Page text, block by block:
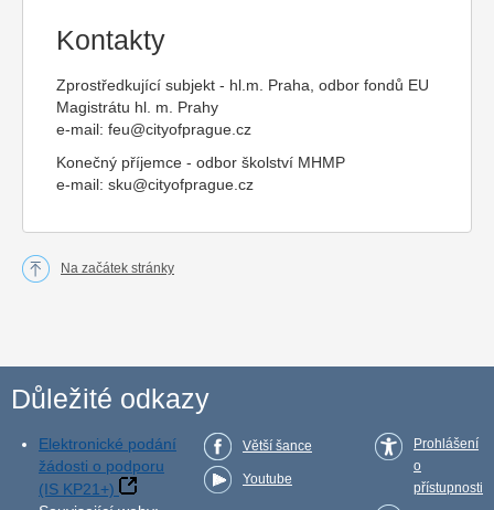
Kontakty
Zprostředkující subjekt - hl.m. Praha, odbor fondů EU
Magistrátu hl. m. Prahy
e-mail: feu@cityofprague.cz
Konečný příjemce - odbor školství MHMP
e-mail: sku@cityofprague.cz
Na začátek stránky
Důležité odkazy
Elektronické podání
žádosti o podporu
(IS KP21+)
Větší šance
Youtube
Prohlášení
o
přístupnosti